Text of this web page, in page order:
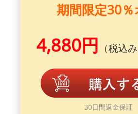
期間限定30％
4,880円 （税込み
30日間返金保証